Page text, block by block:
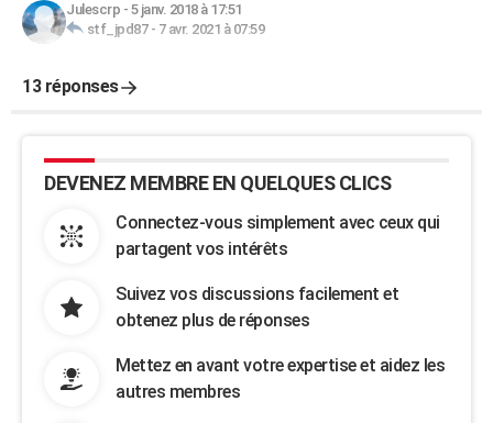
Julescrp - 5 janv. 2018 à 17:51
stf_jpd87- 7 avr. 2021 à 07:59
13 réponses
DEVENEZ MEMBRE EN QUELQUES CLICS
Connectez-vous simplement avec ceux qui
partagent vos intérêts
Suivez vos discussions facilement et
obtenez plus de réponses
Mettez en avant votre expertise et aidez les
autres membres